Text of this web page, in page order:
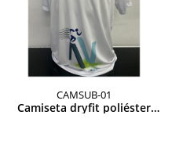
CAMSUB-01
Camiseta dryfit poliéster